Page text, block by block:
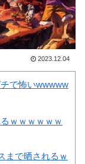
田信長の安土城の
技術の高さに韓国
」→「当時の技術力
う‥」
本の某全国チェー
真が話題になって
ちら…」→「羨ま
2023.12.04
で怖いwwwww
ｗｗｗｗｗｗ
まで晒されるｗ